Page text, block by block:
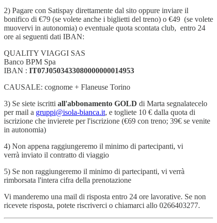
2) Pagare con Satispay direttamente dal sito oppure inviare il
bonifico di €79 (se volete anche i biglietti del treno) o €49 (se volete
muovervi in autonomia) o eventuale quota scontata club, entro 24
ore ai seguenti dati IBAN:
QUALITY VIAGGI SAS
Banco BPM Spa
IBAN : IT07J0503433080000000014953
CAUSALE: cognome + Flaneuse Torino
3) Se siete iscritti all'abbonamento GOLD di Marta segnalatecelo
per mail a gruppi@isola-bianca.it, e togliete 10 € dalla quota di
iscrizione che invierete per l'iscrizione (€69 con treno; 39€ se venite
in autonomia)
4) Non appena raggiungeremo il minimo di partecipanti, vi
verrà inviato il contratto di viaggio
5) Se non raggiungeremo il minimo di partecipanti, vi verrà
rimborsata l'intera cifra della prenotazione
Vi manderemo una mail di risposta entro 24 ore lavorative. Se non
ricevete risposta, potete riscriverci o chiamarci allo 0266403277.